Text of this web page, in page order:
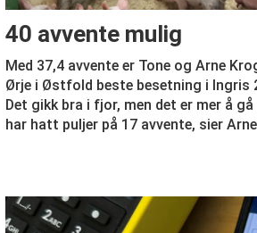
40 avvente mulig
Med 37,4 avvente er Tone og Arne
Ørje i Østfold beste besetning i Ingris
Det gikk bra i fjor, men det er mer å gå
har hatt puljer på 17 avvente, sier